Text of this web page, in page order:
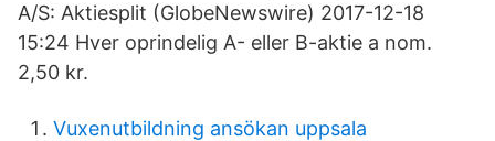
A/S: Aktiesplit (GlobeNewswire) 2017-12-18
15:24 Hver oprindelig A- eller B-aktie a nom.
2,50 kr.
Vuxenutbildning ansökan uppsala